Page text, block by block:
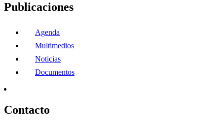
Publicaciones
Agenda
Multimedios
Noticias
Documentos
Contacto